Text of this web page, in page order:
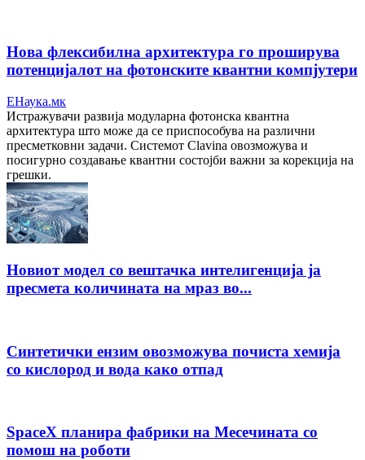
Нова флексибилна архитектура го проширува
потенцијалот на фотонските квантни компјутери
ЕНаука.мк
Истражувачи развија модуларна фотонска квантна
архитектура што може да се приспособува на различни
пресметковни задачи. Системот Clavina овозможува и
посигурно создавање квантни состојби важни за корекција на
грешки.
Новиот модел со вештачка интелигенција ја
пресмета количината на мраз во...
Синтетички ензим овозможува почиста хемија
со кислород и вода како отпад
SpaceX планира фабрики на Месечината со
помош на роботи